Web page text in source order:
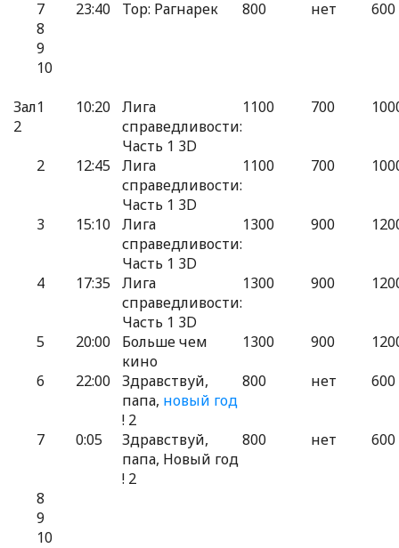
7
23:40 Тор: Рагнарек 800 нет
600
8
9
10
Зал
2
1 10:20
Лига
справедливости:
Часть 1 3D
1100 700
2 12:45
Лига
справедливости:
Часть 1 3D
1100 700
3 15:10
Лига
справедливости:
Часть 1 3D
1300 900
4 17:35
Лига
справедливости:
Часть 1 3D
1300 900
5 20:00
Больше чем
кино
1300 900
6
22:00
Здравствуй,
папа, новый год
! 2
800 нет 600
7 0:05
Здравствуй,
папа, Новый год
! 2
800 нет 600
8
9
10